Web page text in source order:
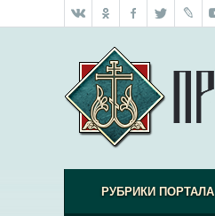
РУБРИКИ ПОРТАЛА